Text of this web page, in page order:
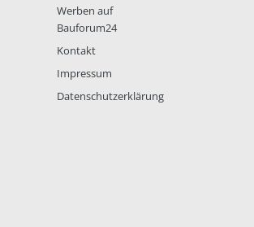
Werben auf
Bauforum24
Kontakt
Impressum
Datenschutzerklärung